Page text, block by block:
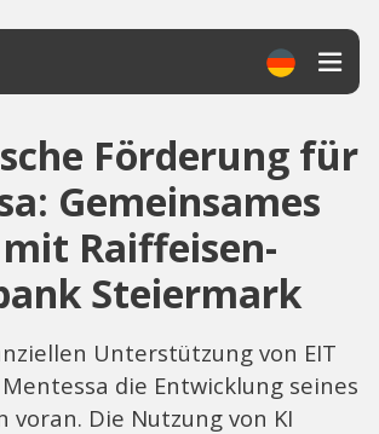
Förderung für
Gemeinsames
Raiffeisen-
Steiermark
Unterstützung von EIT
die Entwicklung seines
voran. Die Nutzung von KI